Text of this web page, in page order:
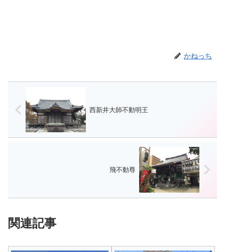
かねっち
西新井大師不動明王
飛不動尊
関連記事